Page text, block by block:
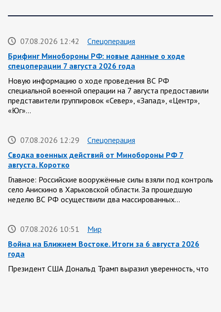
07.08.2026 12:42
Спецоперация
Брифинг Минобороны РФ: новые данные о ходе
спецоперации 7 августа 2026 года
Новую информацию о ходе проведения ВС РФ
специальной военной операции на 7 августа предоставили
представители группировок «Север», «Запад», «Центр»,
«Юг»…
07.08.2026 12:29
Спецоперация
Сводка военных действий от Минобороны РФ 7
августа. Коротко
Главное: Российские вооружённые силы взяли под контроль
село Анискино в Харьковской области. За прошедшую
неделю ВС РФ осуществили два массированных…
07.08.2026 10:51
Мир
Война на Ближнем Востоке. Итоги за 6 августа 2026
года
Президент США Дональд Трамп выразил уверенность, что